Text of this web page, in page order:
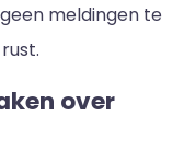
meldingen te
over